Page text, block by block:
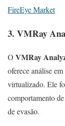
FireEye Market
3. VMRay
O VMRay
oferece análise
virtualizado. Ele
comportamento
de evasão.